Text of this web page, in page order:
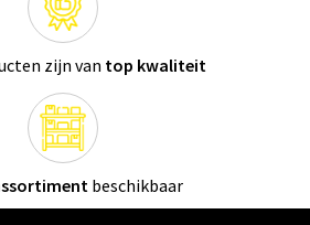
zijn van top kwaliteit
beschikbaar